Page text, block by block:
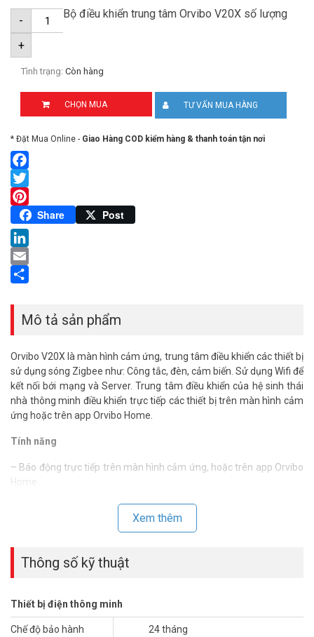
- Bộ điều khiển trung tâm Orvibo V20X số lượng
+
Tình trạng: Còn hàng
CHỌN MUA TƯ VẤN MUA HÀNG
* Đặt Mua Online - Giao Hàng COD kiểm hàng & thanh toán tận nơi
Facebook
Twitter
Pinterest
Share Post
LinkedIn
Email
Mô tả sản phẩm
Orvibo V20X là màn hình cảm ứng, trung tâm điều khiển các thiết bị
sử dụng sóng Zigbee như: Công tắc, đèn, cảm biến. Sử dụng Wifi để
kết nối bới mạng và Server. Trung tâm điều khiển của hệ sinh thái
nhà thông minh điều khiển trực tiếp các thiết bị trên màn hình cảm
ứng hoặc trên app Orvibo Home.
Tính năng
– Báo động trực tiếp trên màn hình cảm ứng, hoặc trên app Orvibo
Home.
hoặc trên app Orvibo Home.
– Thêm trực tiếp các thiết bị Zigbee trên màn hình cảm ứng ko cần
– Gọi thoại trực tiếp giữa 2 màn hình Mixpad với nhau.
– Kích hoạt các kịch bản, ngữ cảnh thông minh trực tiếp trên màn
– Điều khiển quạt, máy lạnh trực tiếp trên màn hình hoặc trên app
Orvibo Home.
– Có 6 nút nhấn ngữ cảnh có thể tích hợp điều khiển ngữ cảnh, các
Xem thêm
Thông số kỹ thuật
Thiết bị điện thông minh
Chế độ bảo hành 24 tháng